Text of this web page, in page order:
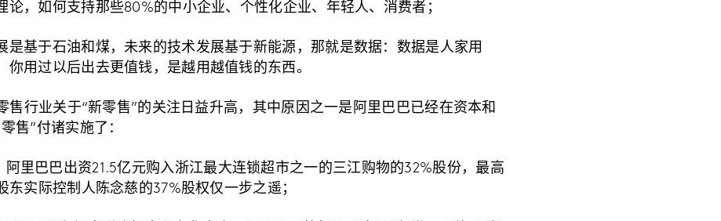
论，如何支持那些80%的中小企业、个性化企业、年轻人、消费者；
是基于石油和煤，未来的技术发展基于新能源，那就是数据：数据是人家用
你用过以后出去更值钱，是越用越值钱的东西。
售行业关于“新零售”的关注日益升高，其中原因之一是阿里巴巴已经在资本和
售”付诸实施了：
阿里巴巴出资21.5亿元购入浙江最大连锁超市之一的三江购物的32%股份，最高
东实际控制人陈念慈的37%股权仅一步之遥；